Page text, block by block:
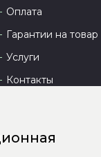
Оплата
Гарантии на товар
Услуги
Контакты